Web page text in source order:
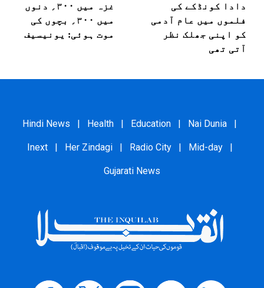
دادا کونڈکے کی
فلموں میں عام آدمی
کو اپنی جھلک نظر
آتی تھی
غزہ میں ۳۰۰؍ دنوں
میں ۳۰۰؍ بچوں کی
موت ہوئی: یونیسیف
Hindi News | Health | Education | Nai Dunia |
Inext | Her Zindagi | Radio City | Mid-day |
Gujarati News